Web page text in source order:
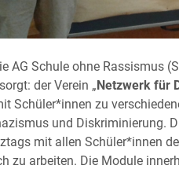
AG Schule ohne Rassismus
der Verein „Netzwerk für
Schüler*innen zu
und Diskriminierung.
mit allen Schüler*innen
zu arbeiten. Die Module